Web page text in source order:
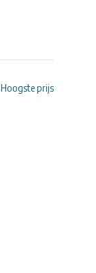
Hoogste prijs